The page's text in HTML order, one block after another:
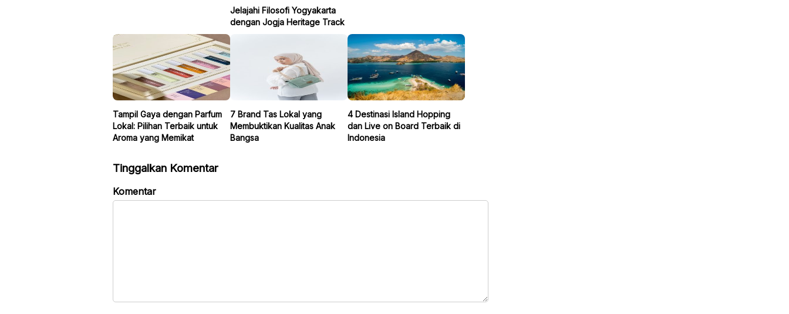
Jelajahi Filosofi Yogyakarta
dengan Jogja Heritage Track
Tampil Gaya dengan Parfum
Lokal: Pilihan Terbaik untuk
Aroma yang Memikat
7 Brand Tas Lokal yang
Membuktikan Kualitas Anak
Bangsa
4 Destinasi Island Hopping
dan Live on Board Terbaik di
Indonesia
Tinggalkan Komentar
Komentar